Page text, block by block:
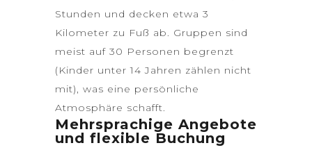
Stunden und decken etwa 3
Kilometer zu Fuß ab. Gruppen sind
meist auf 30 Personen begrenzt
(Kinder unter 14 Jahren zählen nicht
mit), was eine persönliche
Atmosphäre schafft.
Mehrsprachige Angebote
und flexible Buchung